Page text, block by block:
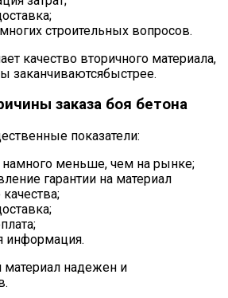
строительных вопросов.
качество вторичного материала,
заканчиваютсябыстрее.
заказа боя бетона
показатели:
намного меньше, чем на рынке;
гарантии на материал
информация.
надежен и